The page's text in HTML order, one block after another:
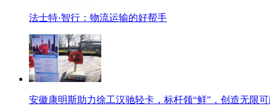
法士特·智行：物流运输的好帮手
安徽康明斯助力徐工汉驰轻卡，标杆领“鲜”，创造无限